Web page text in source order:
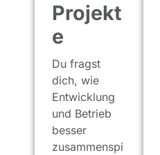
Projekt
e
Du fragst
dich, wie
Entwicklung
und Betrieb
besser
zusammenspi